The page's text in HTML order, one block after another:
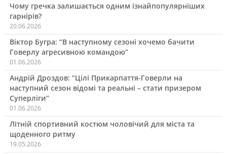
Чому гречка залишається одним ізнайпопулярніших
гарнірів?
20.06.2026
Віктор Бугра: “В наступному сезоні хочемо бачити
Говерлу агресивною командою”
01.06.2026
Андрій Дроздов: “Цілі Прикарпаття-Говерли на
наступний сезон відомі та реальні – стати призером
Суперліги”
01.06.2026
Літній спортивний костюм чоловічий для міста та
щоденного ритму
19.05.2026